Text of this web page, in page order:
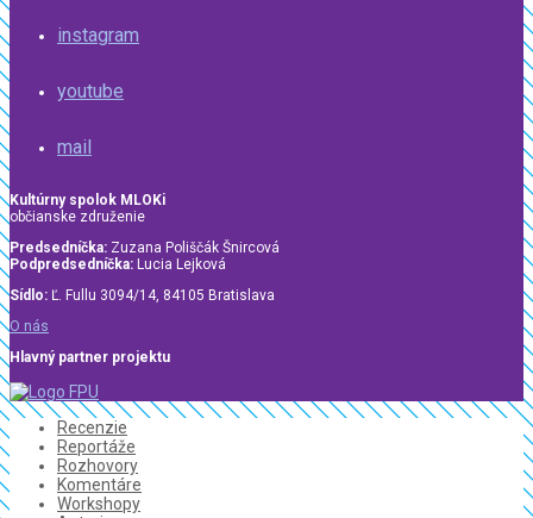
instagram
youtube
mail
Kultúrny spolok MLOKi
občianske združenie
Predsedníčka: Zuzana Poliščák Šnircová
Podpredsedníčka: Lucia Lejková
Sídlo: Ľ. Fullu 3094/14, 84105 Bratislava
O nás
Hlavný partner projektu
Recenzie
Reportáže
Rozhovory
Komentáre
Workshopy